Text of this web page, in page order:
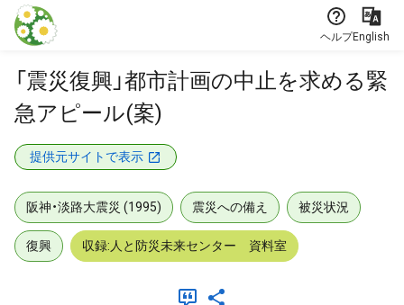
本文に飛ぶ
ヘルプEnglish
「震災復興」都市計画の中止を求める緊
急アピール(案)
提供元サイトで表示
阪神・淡路大震災 (1995) 震災への備え 被災状況
復興 収録:人と防災未来センター 資料室